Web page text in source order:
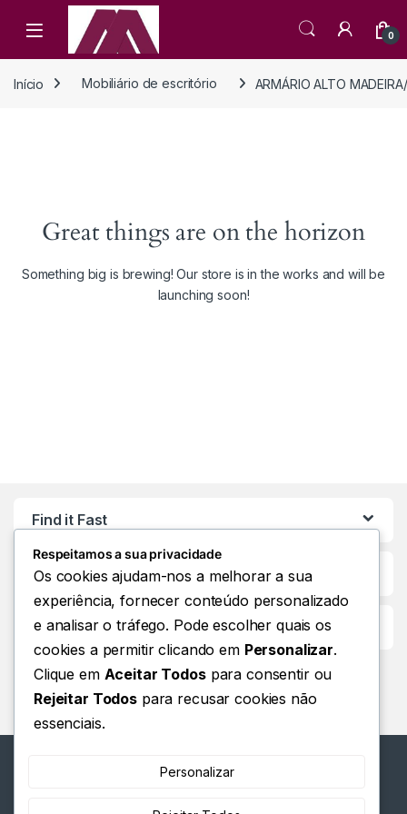
Open 0
Início Mobiliário de escritório ARMÁRIO ALTO
Great things are on the horizon
Something big is brewing! Our store is in the works and will be
launching soon!
Find it Fast
Customer Care
Respeitamos a sua privacidade
Os cookies ajudam-nos a melhorar a sua
experiência, fornecer conteúdo personalizado
e analisar o tráfego. Pode escolher quais os
cookies a permitir clicando em Personalizar.
Clique em Aceitar Todospara consentir ou
Rejeitar Todos para recusar cookies não
essenciais.
Personalizar